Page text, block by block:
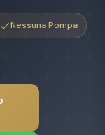
Nessuna Pompa